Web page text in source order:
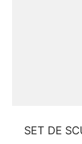
SET DE